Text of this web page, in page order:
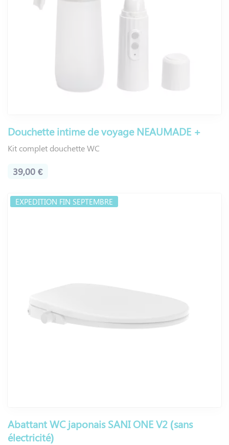
Douchette intime de voyage NEAUMADE +
Kit complet douchette WC
39,00 €
EXPEDITION FIN SEPTEMBRE
Abattant WC japonais SANI ONE V2 (sans
électricité)